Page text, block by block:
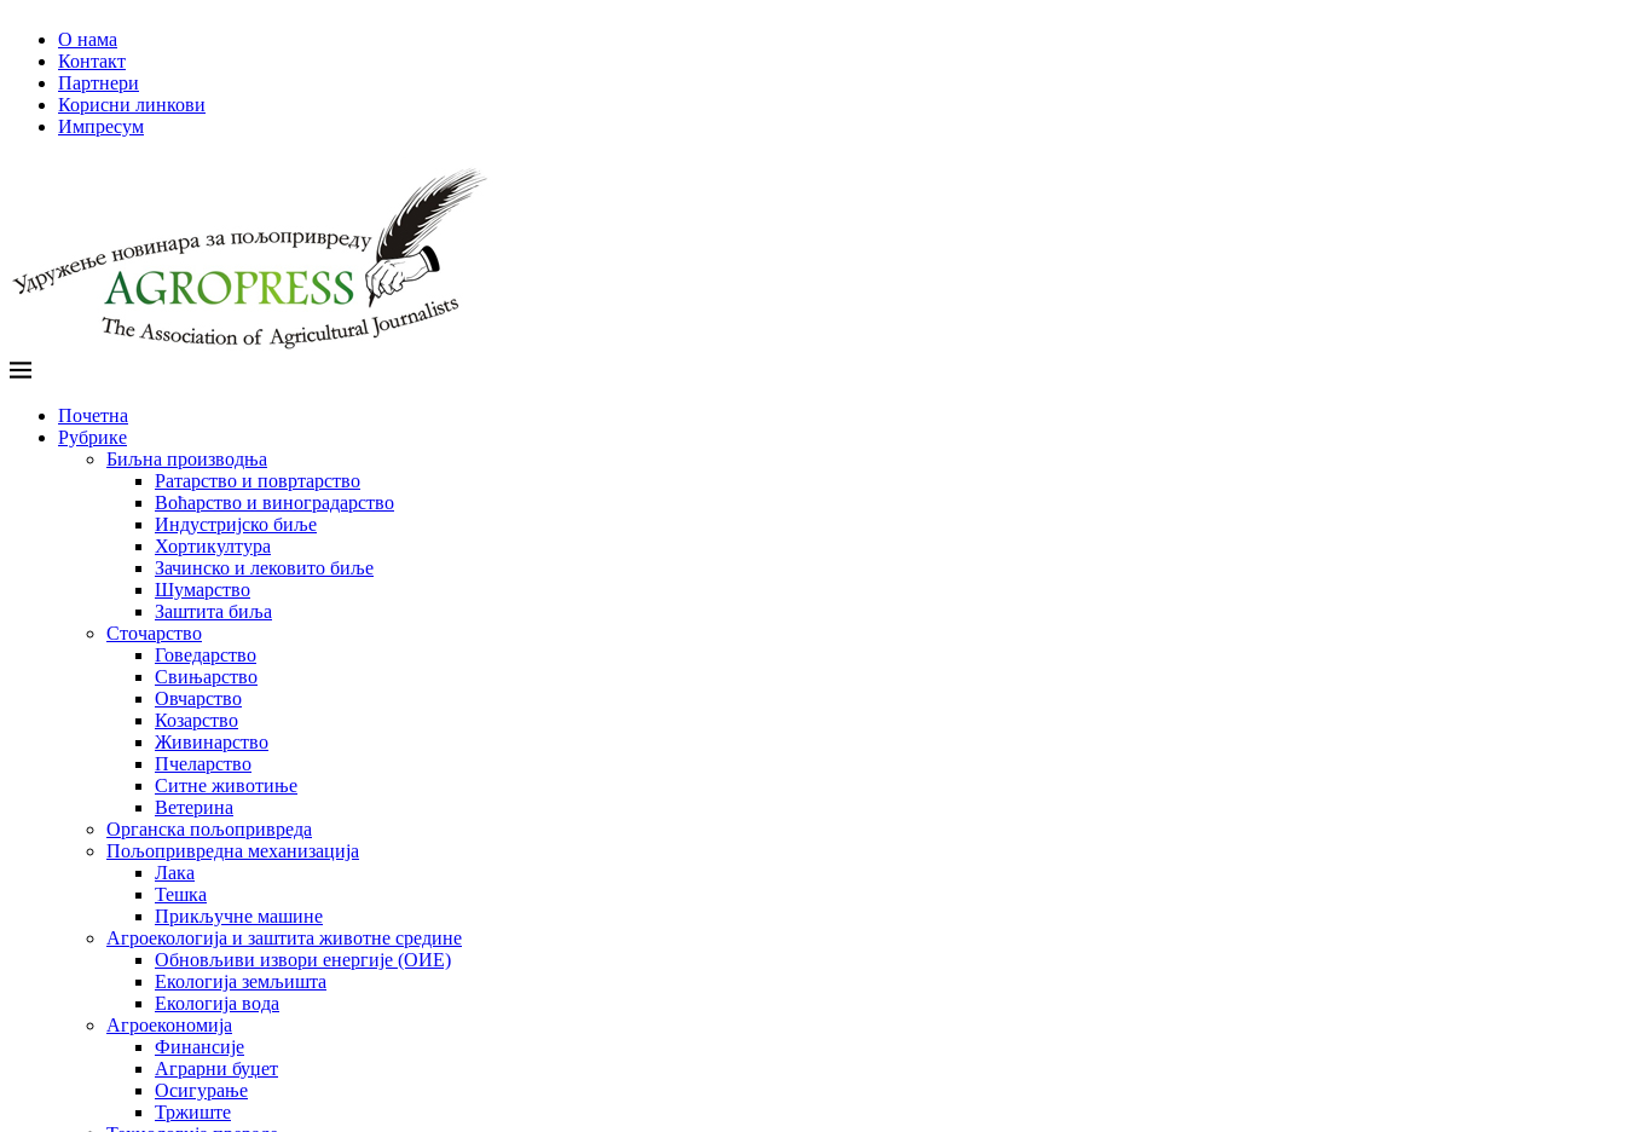
О нама
Контакт
Партнери
Корисни линкови
Импресум
Почетна
Рубрике
Биљна производња
Ратарство и повртарство
Воћарство и виноградарство
Индустријско биље
Хортикултура
Зачинско и лековито биље
Шумарство
Заштита биља
Сточарство
Говедарство
Свињарство
Овчарство
Козарство
Живинарство
Пчеларство
Ситне животиње
Ветерина
Органска пољопривреда
Пољопривредна механизација
Лака
Тешка
Прикључне машине
Агроекологија и заштита животне средине
Обновљиви извори енергије (ОИЕ)
Екологија земљишта
Екологија вода
Агроекономија
Финансије
Аграрни буџет
Осигурање
Тржиште